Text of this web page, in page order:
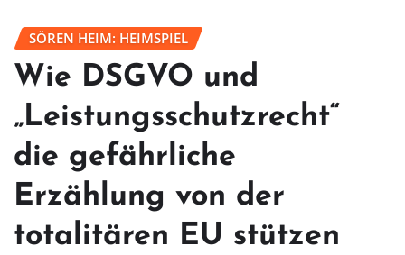
SÖREN HEIM: HEIMSPIEL
Wie DSGVO und
„Leistungsschutzrecht“
die gefährliche
Erzählung von der
totalitären EU stützen